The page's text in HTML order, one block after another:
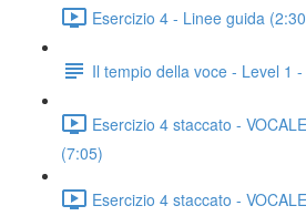
Esercizio 4 - Linee guida
Il tempio della voce - Level 1
Esercizio 4 staccato -
(7:05)
Esercizio 4 staccato -